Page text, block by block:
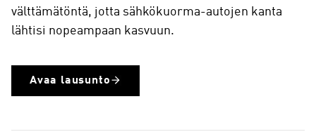
välttämätöntä, jotta sähkökuorma-autojen kanta
lähtisi nopeampaan kasvuun.
Avaa lausunto